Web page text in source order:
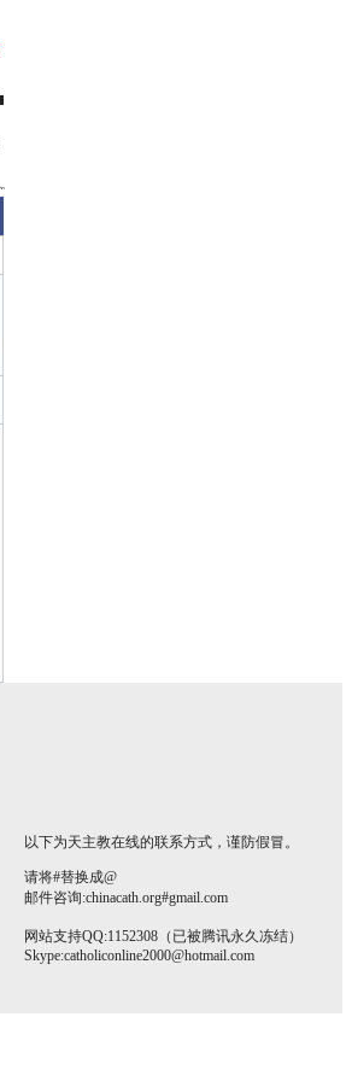
以下为天主教在线的联系方式，谨防假冒。
请将#替换成@
邮件咨询:chinacath.org#gmail.com
网站支持QQ:1152308（已被腾讯永久冻结）
Skype:catholiconline2000@hotmail.com